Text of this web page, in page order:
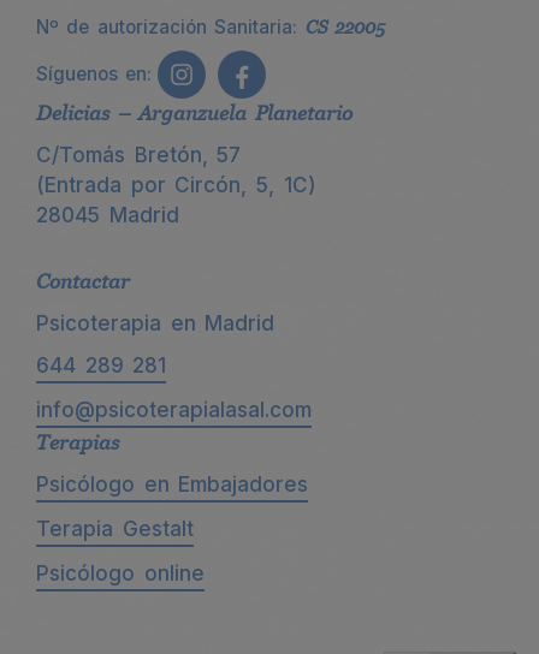
Nº de autorización Sanitaria: CS 22005
Síguenos en:
Delicias – Arganzuela Planetario
C/Tomás Bretón, 57
(Entrada por Circón, 5, 1C)
28045 Madrid
Contactar
Psicoterapia en Madrid
644 289 281
info@psicoterapialasal.com
Terapias
Psicólogo en Embajadores
Terapia Gestalt
Psicólogo online